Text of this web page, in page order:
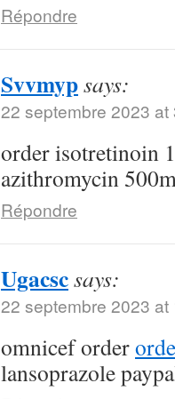
Répondre
Svvmypsays:
22 septembre 2023 at
order isotretinoin
azithromycin
Répondre
Ugacscsays:
22 septembre 2023 at
omnicef order
lansoprazole